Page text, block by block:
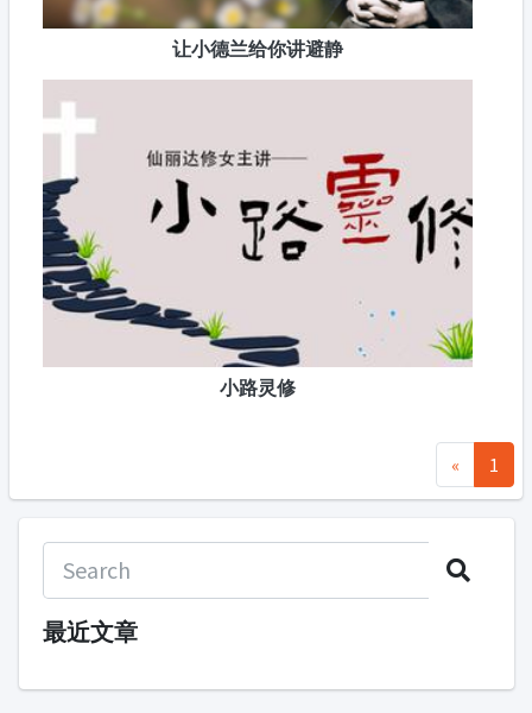
让小德兰给你讲避静
小路灵修
« 1
最近文章